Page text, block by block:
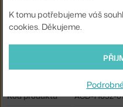
Distribuce světla:
Kód produktu
AUD-71052-
K tomu potřebujeme váš
cookies. Děkujeme.